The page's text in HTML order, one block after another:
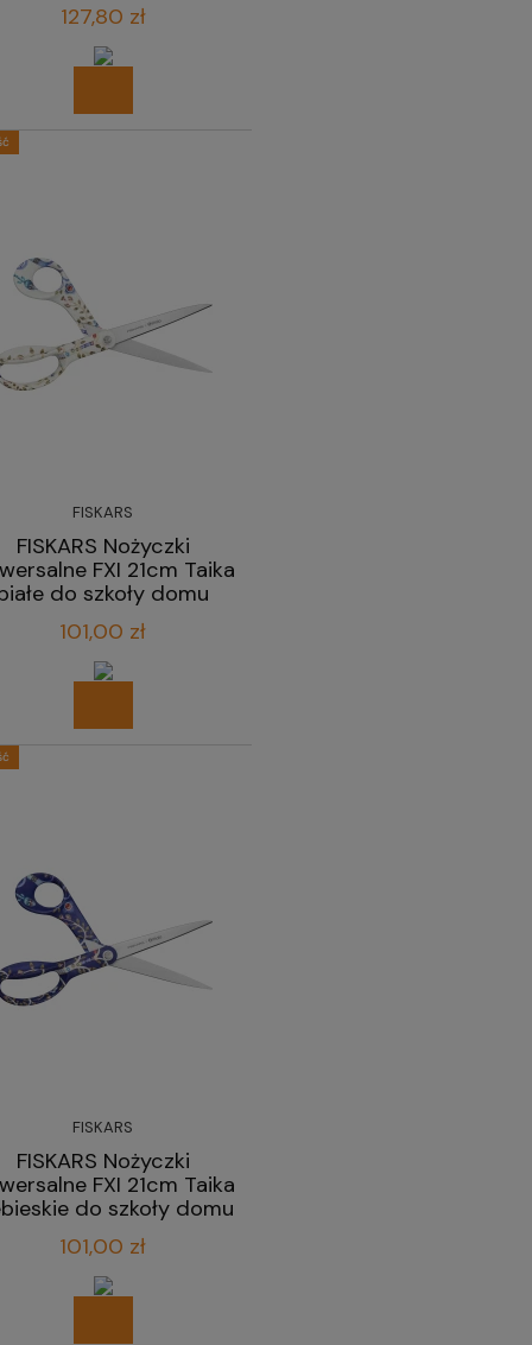
127,80 zł
FISKARS
FISKARS Nożyczki
FXI 21cm Taika
do szkoły domu
101,00 zł
FISKARS
FISKARS Nożyczki
FXI 21cm Taika
do szkoły domu
101,00 zł